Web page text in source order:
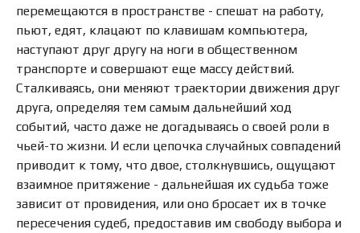
перемещаются в пространстве - спешат на работу,
пьют, едят, клацают по клавишам компьютера,
наступают друг другу на ноги в общественном
транспорте и совершают еще массу действий.
Сталкиваясь, они меняют траектории движения друг
друга, определяя тем самым дальнейший ход
событий, часто даже не догадываясь о своей роли в
чьей-то жизни. И если цепочка случайных совпадений
приводит к тому, что двое, столкнувшись, ощущают
взаимное притяжение - дальнейшая их судьба тоже
зависит от провидения, или оно бросает их в точке
пересечения судеб, предоставив им свободу выбора и